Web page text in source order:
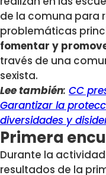
de la comuna para
problemáticas
fomentar y
través de una
sexista.
Lee también: CC
Garantizar la
diversidades y
Primera
Durante la
resultados de la